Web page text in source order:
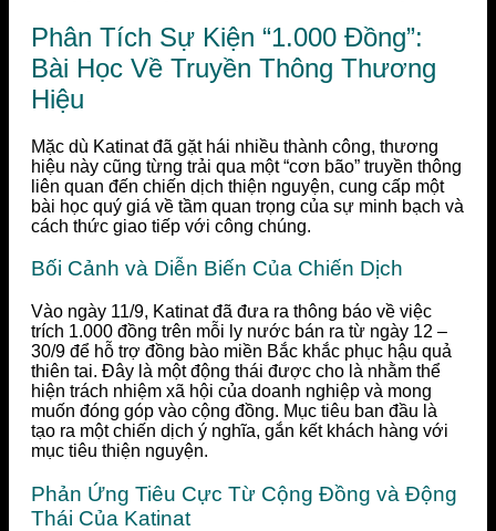
Phân Tích Sự Kiện “1.000 Đồng”:
Bài Học Về Truyền Thông Thương
Hiệu
Mặc dù Katinat đã gặt hái nhiều thành công, thương
hiệu này cũng từng trải qua một “cơn bão” truyền thông
liên quan đến chiến dịch thiện nguyện, cung cấp một
bài học quý giá về tầm quan trọng của sự minh bạch và
cách thức giao tiếp với công chúng.
Bối Cảnh và Diễn Biến Của Chiến Dịch
Vào ngày 11/9, Katinat đã đưa ra thông báo về việc
trích 1.000 đồng trên mỗi ly nước bán ra từ ngày 12 –
30/9 để hỗ trợ đồng bào miền Bắc khắc phục hậu quả
thiên tai. Đây là một động thái được cho là nhằm thể
hiện trách nhiệm xã hội của doanh nghiệp và mong
muốn đóng góp vào cộng đồng. Mục tiêu ban đầu là
tạo ra một chiến dịch ý nghĩa, gắn kết khách hàng với
mục tiêu thiện nguyện.
Phản Ứng Tiêu Cực Từ Cộng Đồng và Động
Thái Của Katinat